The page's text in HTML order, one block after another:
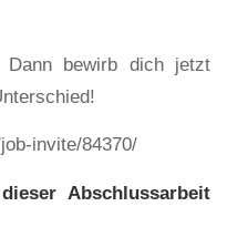
Dann bewirb dich jetzt
invite/84370/
Abschlussarbeit